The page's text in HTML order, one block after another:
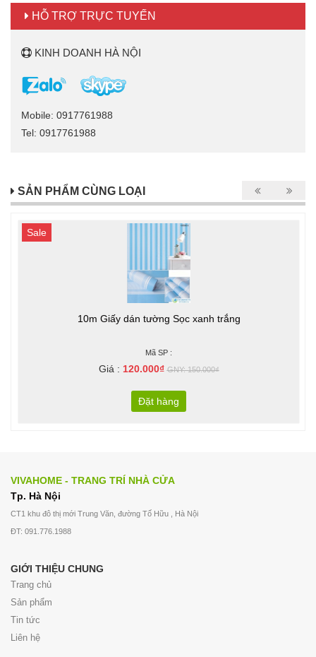
HỖ TRỢ TRỰC TUYẾN
KINH DOANH HÀ NỘI
Mobile: 0917761988
Tel: 0917761988
SẢN PHẨM CÙNG LOẠI
Sale
10m Giấy dán tường Sọc xanh trắng
Mã SP :
Giá : 120.000₫GNY: 150.000₫
Đặt hàng
VIVAHOME - TRANG TRÍ NHÀ CỬA
Tp. Hà Nội
CT1 khu đô thị mới Trung Văn, đường Tố Hữu , Hà Nội
ĐT: 091.776.1988
GIỚI THIỆU CHUNG
Trang chủ
Sản phẩm
Tin tức
Liên hệ